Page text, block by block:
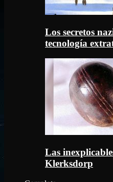
Los secretos
tecnología
Las
Klerksdorp